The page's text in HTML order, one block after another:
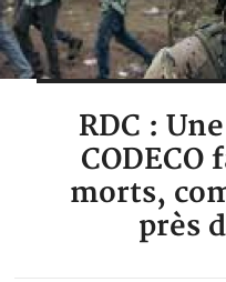
RDC :
CODECO
morts,
près